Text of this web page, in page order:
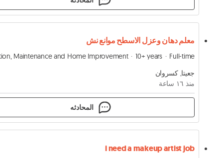
معلم دهان وعزل الاسطح موانع نش
10+ years
Full-time
جعيتا, كسروان
منذ ١٦ ساعة
المحادثه
i need a makeup artist job